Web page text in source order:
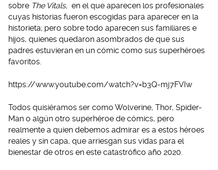
sobre The Vitals, en el que aparecen los profesionales
cuyas historias fueron escogidas para aparecer en la
historieta; pero sobre todo aparecen sus familiares e
hijos, quienes quedaron asombrados de que sus
padres estuvieran en un cómic como sus superhéroes
favoritos.
https://www.youtube.com/watch?v=b3Q-mj7FVIw
Todos quisiéramos ser como Wolverine, Thor, Spider-
Man o algún otro superhéroe de cómics, pero
realmente a quien debemos admirar es a estos héroes
reales y sin capa, que arriesgan sus vidas para el
bienestar de otros en este catastrófico año 2020.